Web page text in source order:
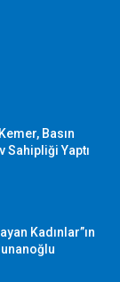
Basın
Sahipliği Yaptı
Kadınlar”ın